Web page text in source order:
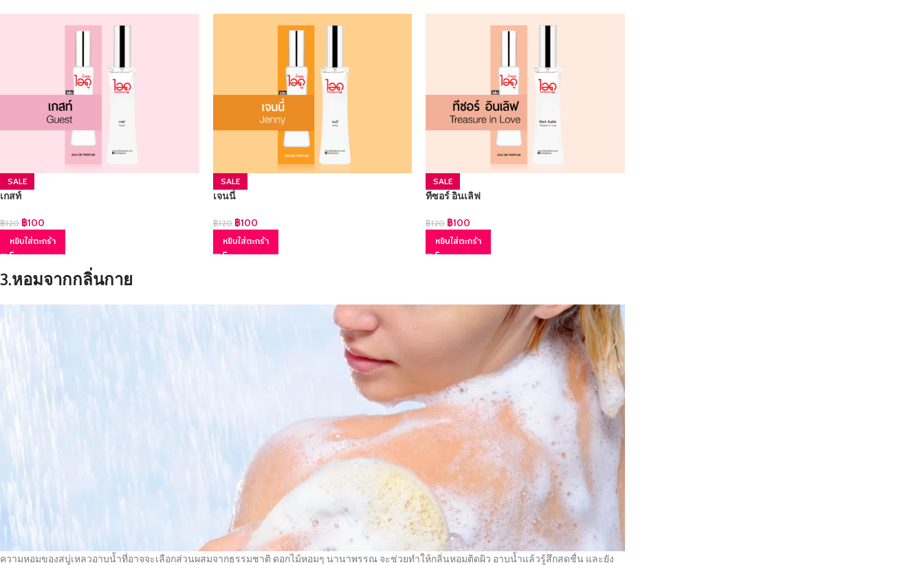
SALE
เกสท์
฿120 ฿100
หยิบใส่ตะกร้า
SALE
เจนนี่
฿120 ฿100
หยิบใส่ตะกร้า
SALE
ทีซอร์ อินเลิฟ
฿120 ฿100
หยิบใส่ตะกร้า
3.หอมจากกลิ่นกาย
ความหอมของสบู่เหลวอาบน้ำที่อาจจะเลือกส่วนผสมจากธรรมชาติ ดอกไม้หอมๆ นานาพรรณ จะช่วยทำให้กลิ่นหอมติดผิว อาบน้ำแล้วรู้สึกสดชื่น และยัง